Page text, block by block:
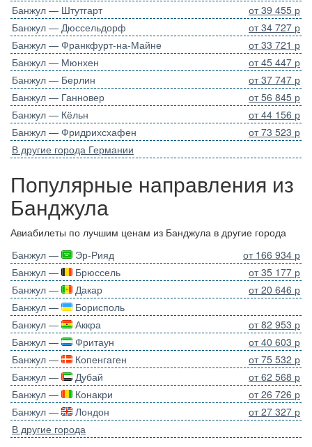
Банжул — Штутгарт
от 39 455 р
Банжул — Дюссельдорф
от 34 727 р
Банжул — Франкфурт-на-Майне
от 33 721 р
Банжул — Мюнхен
от 45 447 р
Банжул — Берлин
от 37 747 р
Банжул — Ганновер
от 56 845 р
Банжул — Кёльн
от 44 156 р
Банжул — Фридрихсхафен
от 73 523 р
В другие города Германии
Популярные направления из
Банджула
Авиабилеты по лучшим ценам из Банджула в другие города
Банжул —
Эр-Рияд
от 166 934 р
Банжул —
Брюссель
от 35 177 р
Банжул —
Дакар
от 20 646 р
Банжул —
Борисполь
Банжул —
Аккра
от 82 953 р
Банжул —
Фритаун
от 40 603 р
Банжул —
Копенгаген
от 75 532 р
Банжул —
Дубай
от 62 568 р
Банжул —
Конакри
от 26 726 р
Банжул —
Лондон
от 27 327 р
В другие города